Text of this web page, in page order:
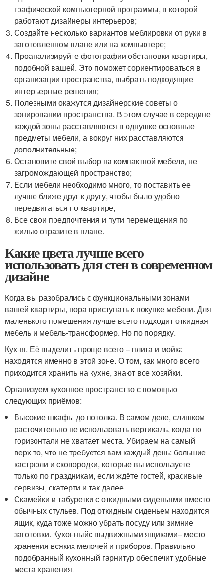
графической компьютерной программы, в которой
работают дизайнеры интерьеров;
Создайте несколько вариантов меблировки от руки в
заготовленном плане или на компьютере;
Проанализируйте фотографии обстановки квартиры,
подобной вашей. Это поможет сориентироваться в
организации пространства, выбрать подходящие
интерьерные решения;
Полезными окажутся дизайнерские советы о
зонировании пространства. В этом случае в середине
каждой зоны расставляются в однушке основные
предметы мебели, а вокруг них расставляются
дополнительные;
Остановите свой выбор на компактной мебели, не
загромождающей пространство;
Если мебели необходимо много, то поставить ее
лучше ближе друг к другу, чтобы было удобно
передвигаться по квартире;
Все свои предпочтения и пути перемещения по
жилью отразите в плане.
Какие цвета лучше всего
использовать для стен в современном
дизайне
Когда вы разобрались с функциональными зонами
вашей квартиры, пора приступать к покупке мебели. Для
маленького помещения лучше всего подходит откидная
мебель и мебель-трансформер. Но по порядку.
Кухня. Её выделить проще всего – плита и мойка
находятся именно в этой зоне. О том, как много всего
приходится хранить на кухне, знают все хозяйки.
Организуем кухонное пространство с помощью
следующих приёмов:
Высокие шкафы до потолка. В самом деле, слишком
расточительно не использовать вертикаль, когда по
горизонтали не хватает места. Убираем на самый
верх то, что не требуется вам каждый день: большие
кастрюли и сковородки, которые вы используете
только по праздникам, если ждёте гостей, красивые
сервизы, скатерти и так далее.
Скамейки и табуретки с откидными сиденьями вместо
обычных стульев. Под откидным сиденьем находится
ящик, куда тоже можно убрать посуду или зимние
заготовки. Кухонныйс выдвижными ящиками– место
хранения всяких мелочей и приборов. Правильно
подобранный кухонный гарнитур обеспечит удобные
места хранения.